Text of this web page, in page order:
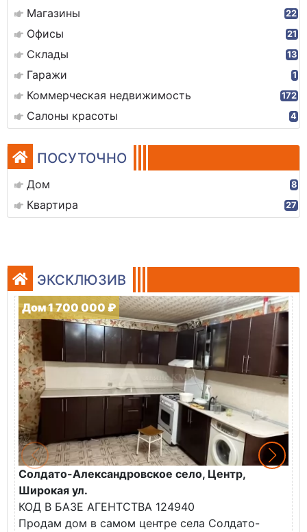
Магазины 22
Офисы 21
Склады 13
Гаражи 1
Коммерческая недвижимость 172
Салоны красоты 4
ПОСУТОЧНО
Дом 8
Квартира 27
ЭКСКЛЮЗИВ
Дом 1 700 000 ₽
Солдато-Александровское село, Центр,
Широкая ул.
КОД В БАЗЕ АГЕНТСТВА 124940
Продам дом в самом центре села Солдато-